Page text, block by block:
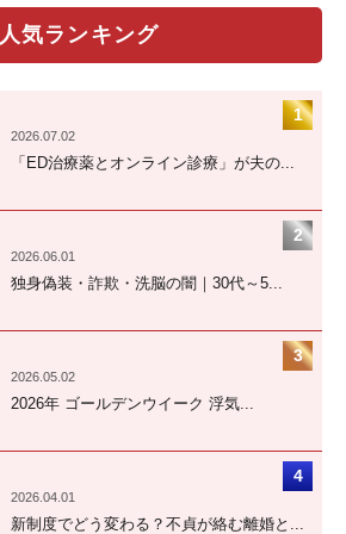
人気ランキング
2026.07.02
「ED治療薬とオンライン診療」が夫の...
2026.06.01
独身偽装・詐欺・洗脳の闇｜30代～5...
2026.05.02
2026年 ゴールデンウイーク 浮気...
2026.04.01
新制度でどう変わる？不貞が絡む離婚と...